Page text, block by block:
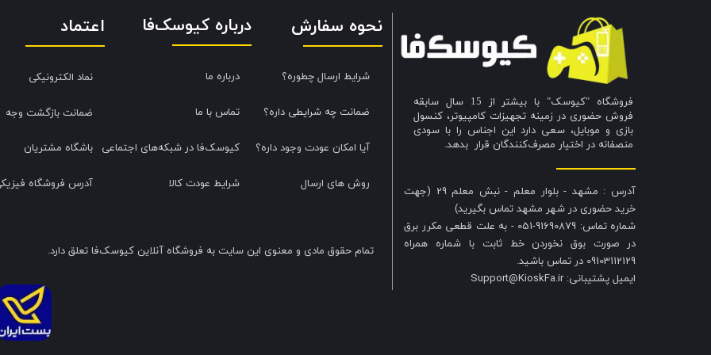
فروشگاه "کیوسک" با بیشتر از 15 سال سابقه
فروش حضوری در زمینه تجهیزات کامپیوتر، کنسول
بازی و موبایل، سعی دارد این اجناس را با سودی
منصفانه در اختیار مصرف‌کنندگان قرار بدهد.
آدرس : مشهد - بلوار معلم - نبش معلم 29 (جهت
خرید حضوری در شهر مشهد تماس بگیرید)
شماره تماس: 91690879-051 - به علت قطعی مکرر برق
در صورت بوق نخوردن خط ثابت با شماره همراه
09103112129 در تماس باشید.
​​​​​​​ایمیل پشتیبانی: Support@KioskFa.ir
نحوه سفارش
شرایط ارسال چطوره؟
ضمانت چه شرایطی داره؟
آیا امکان عودت وجود داره؟
روش های ارسال
تمام حقوق مادی و معنوی این سایت به فروشگاه آنلاین کیوسک‌فا تعلق دارد.
اعتماد
نماد الکترونیکی
ضمانت بازگشت وجه
باشگاه مشتریان
آدرس فروشگاه
درباره کیوسک‌فا
درباره ما
تماس با ما
کیوسک‌فا در شبکه‌های اجتماعی
شرایط عودت کالا